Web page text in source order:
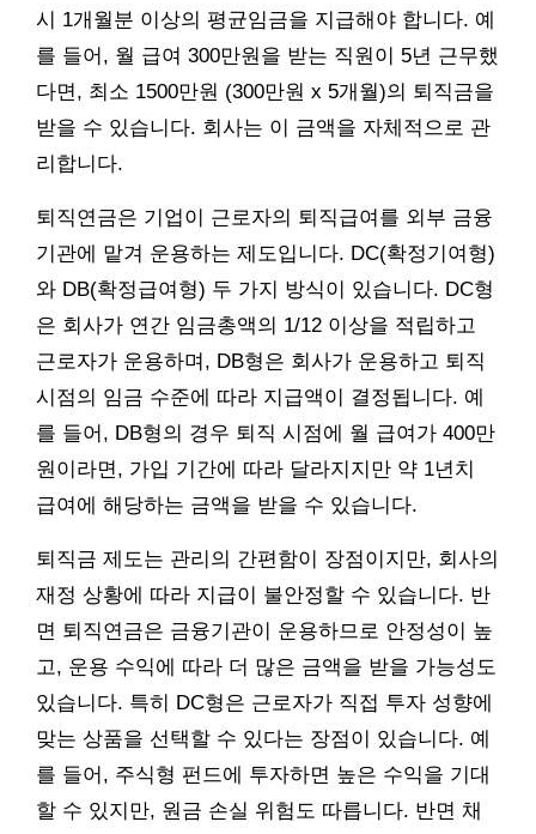
시 1개월분 이상의 평균임금을 지급해야 합니다. 예
를 들어, 월 급여 300만원을 받는 직원이 5년 근무했
다면, 최소 1500만원 (300만원 x 5개월)의 퇴직금을
받을 수 있습니다. 회사는 이 금액을 자체적으로 관
리합니다.
퇴직연금은 기업이 근로자의 퇴직급여를 외부 금융
기관에 맡겨 운용하는 제도입니다. DC(확정기여형)
와 DB(확정급여형) 두 가지 방식이 있습니다. DC형
은 회사가 연간 임금총액의 1/12 이상을 적립하고
근로자가 운용하며, DB형은 회사가 운용하고 퇴직
시점의 임금 수준에 따라 지급액이 결정됩니다. 예
를 들어, DB형의 경우 퇴직 시점에 월 급여가 400만
원이라면, 가입 기간에 따라 달라지지만 약 1년치
급여에 해당하는 금액을 받을 수 있습니다.
퇴직금 제도는 관리의 간편함이 장점이지만, 회사의
재정 상황에 따라 지급이 불안정할 수 있습니다. 반
면 퇴직연금은 금융기관이 운용하므로 안정성이 높
고, 운용 수익에 따라 더 많은 금액을 받을 가능성도
있습니다. 특히 DC형은 근로자가 직접 투자 성향에
맞는 상품을 선택할 수 있다는 장점이 있습니다. 예
를 들어, 주식형 펀드에 투자하면 높은 수익을 기대
할 수 있지만, 원금 손실 위험도 따릅니다. 반면 채